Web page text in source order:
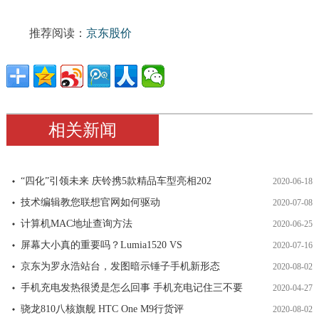
推荐阅读： 京东股价
相关新闻
“四化”引领未来 庆铃携5款精品车型亮相202 2020-06-18
技术编辑教您联想官网如何驱动 2020-07-08
计算机MAC地址查询方法 2020-06-25
屏幕大小真的重要吗？Lumia1520 VS 2020-07-16
京东为罗永浩站台，发图暗示锤子手机新形态 2020-08-02
手机充电发热很烫是怎么回事 手机充电记住三不要 2020-04-27
骁龙810八核旗舰 HTC One M9行货评 2020-08-02